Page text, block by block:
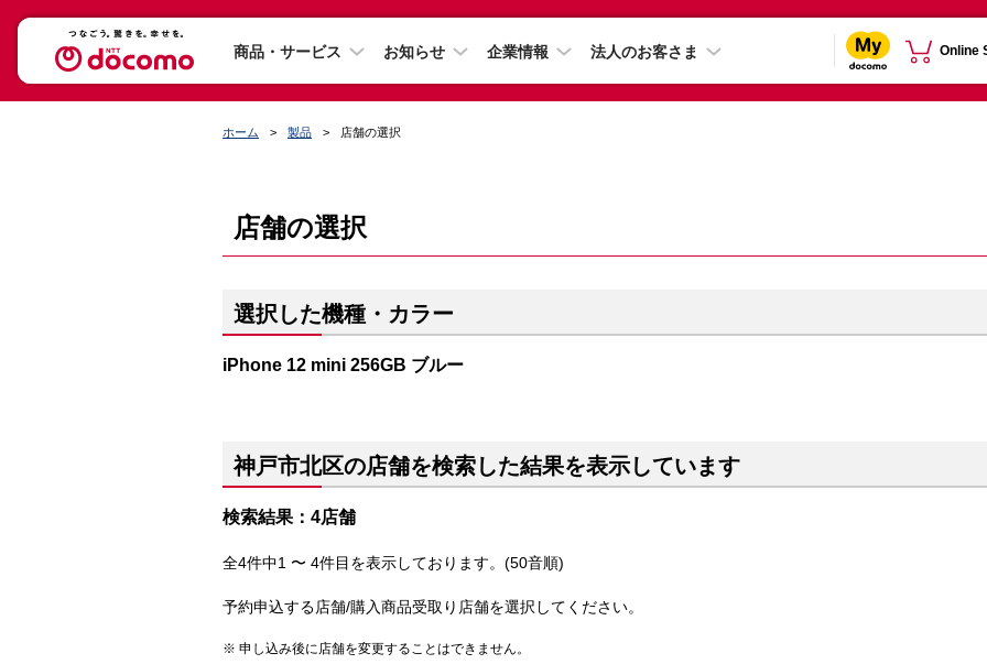
商品・サービス お知らせ 企業情報 法人のお客さま Online
ホーム 製品 店舗の選択
店舗の選択
選択した機種・カラー
iPhone 12 mini 256GB ブルー
神戸市北区の店舗を検索した結果を表示しています
検索結果：4店舗
全4件中1 〜 4件目を表示しております。(50音順)
予約申込する店舗/購入商品受取り店舗を選択してください。
申し込み後に店舗を変更することはできません。